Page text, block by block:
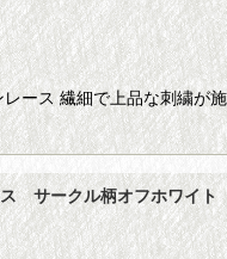
ース 繊細で上品な刺繍が
ス サークル柄オフホワイ